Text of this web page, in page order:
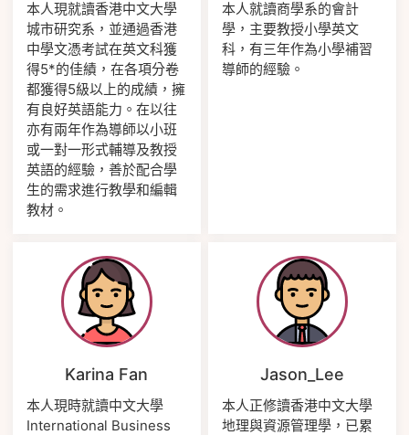
本人現就讀香港中文大學
城市研究系，並通過香港
中學文憑考試在英文科獲
得5*的佳績，在各項分卷
都獲得5級以上的成績，擁
有良好英語能力。在以往
亦有兩年作為導師以小班
或一對一形式輔導及教授
英語的經驗，善於配合學
生的需求進行教學和編輯
教材。
本人就讀商學系的會計
學，主要教授小學英文
科，有三年作為小學補習
導師的經驗。
Karina Fan
本人現時就讀中文大學
International Business
Jason_Lee
本人正修讀香港中文大學
地理與資源管理學，已累